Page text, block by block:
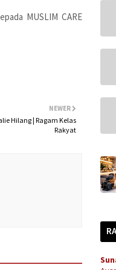
MUSLIM CARE
NEWER
Hilang | Ragam Kelas
Rakyat